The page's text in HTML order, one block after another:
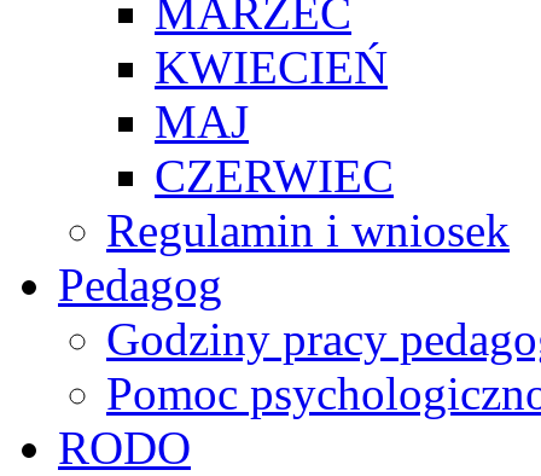
MARZEC
KWIECIEŃ
MAJ
CZERWIEC
Regulamin i wniosek
Pedagog
Godziny pracy
Pomoc
RODO